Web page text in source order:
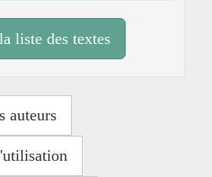
liste des textes
auteurs